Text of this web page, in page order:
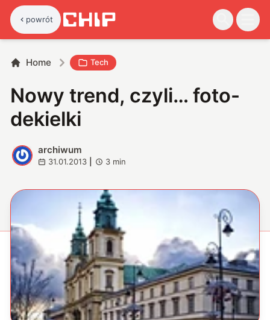
powrót
Home Tech
Nowy trend, czyli… foto-
dekielki
A
archiwum
31.01.2013 3 min